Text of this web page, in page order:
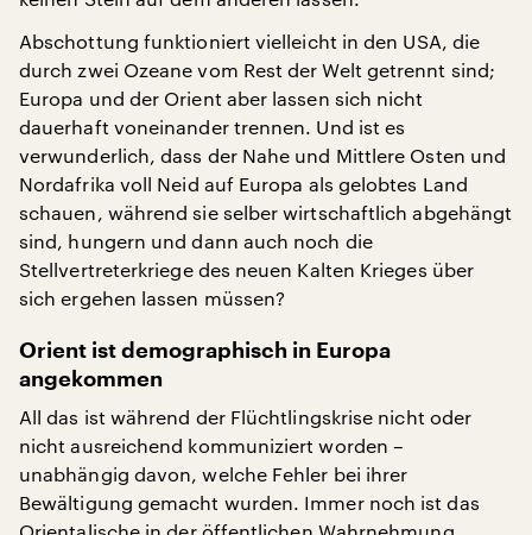
Abschottung funktioniert vielleicht in den USA, die
durch zwei Ozeane vom Rest der Welt getrennt sind;
Europa und der Orient aber lassen sich nicht
dauerhaft voneinander trennen. Und ist es
verwunderlich, dass der Nahe und Mittlere Osten und
Nordafrika voll Neid auf Europa als gelobtes Land
schauen, während sie selber wirtschaftlich abgehängt
sind, hungern und dann auch noch die
Stellvertreterkriege des neuen Kalten Krieges über
sich ergehen lassen müssen?
Orient ist demographisch in Europa
angekommen
All das ist während der Flüchtlingskrise nicht oder
nicht ausreichend kommuniziert worden –
unabhängig davon, welche Fehler bei ihrer
Bewältigung gemacht wurden. Immer noch ist das